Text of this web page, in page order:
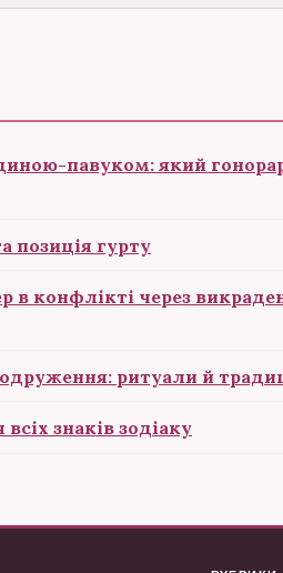
павуком: який
позиція гурту
в конфлікті через
ритуали й
знаків зодіаку